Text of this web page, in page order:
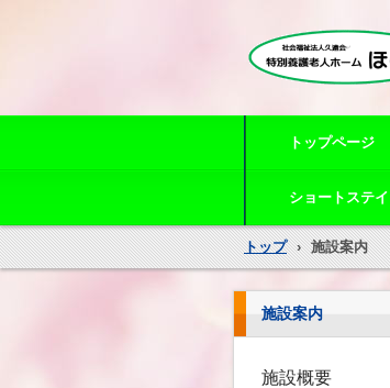
トップページ
ショートステイ
トップ › 施設案内
施設案内
施設概要